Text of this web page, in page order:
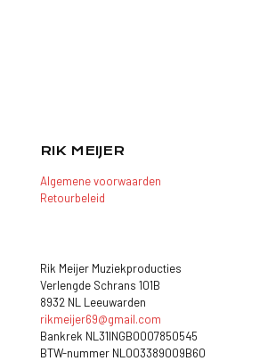
RIK MEIJER
Algemene voorwaarden
Retourbeleid
Rik Meijer Muziekproducties
Verlengde Schrans 101B
8932 NL Leeuwarden
rikmeijer69@gmail.com
Bankrek NL31INGB0007850545
BTW-nummer NL003389009B60